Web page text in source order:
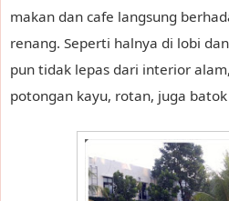
makan dan cafe langsung
renang. Seperti halnya di lobi
pun tidak lepas dari interior
potongan kayu, rotan, juga